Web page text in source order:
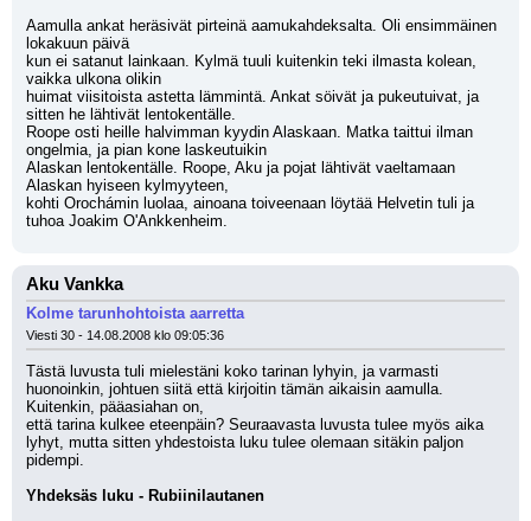
Aamulla ankat heräsivät pirteinä aamukahdeksalta. Oli ensimmäinen
lokakuun päivä
kun ei satanut lainkaan. Kylmä tuuli kuitenkin teki ilmasta kolean,
vaikka ulkona olikin
huimat viisitoista astetta lämmintä. Ankat söivät ja pukeutuivat, ja
sitten he lähtivät lentokentälle.
Roope osti heille halvimman kyydin Alaskaan. Matka taittui ilman
ongelmia, ja pian kone laskeutuikin
Alaskan lentokentälle. Roope, Aku ja pojat lähtivät vaeltamaan
Alaskan hyiseen kylmyyteen,
kohti Orochámin luolaa, ainoana toiveenaan löytää Helvetin tuli ja
tuhoa Joakim O'Ankkenheim.
Aku Vankka
Kolme tarunhohtoista aarretta
Viesti 30 - 14.08.2008 klo 09:05:36
Tästä luvusta tuli mielestäni koko tarinan lyhyin, ja varmasti
huonoinkin, johtuen siitä että kirjoitin tämän aikaisin aamulla.
Kuitenkin, pääasiahan on,
että tarina kulkee eteenpäin? Seuraavasta luvusta tulee myös aika
lyhyt, mutta sitten yhdestoista luku tulee olemaan sitäkin paljon
pidempi.
Yhdeksäs luku - Rubiinilautanen